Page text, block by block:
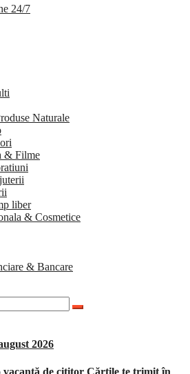
24/7
Naturale
& Filme
liber
& Cosmetice
& Bancare
2026
vacanță de cititor Cărțile te trimit în